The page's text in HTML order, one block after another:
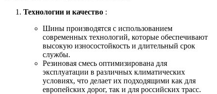
Технологии и качество :
Шины производятся с использованием
современных технологий, которые обеспечивают
высокую износостойкость и длительный срок
службы.
Резиновая смесь оптимизирована для
эксплуатации в различных климатических
условиях, что делает их подходящими как для
европейских дорог, так и для российских трасс.